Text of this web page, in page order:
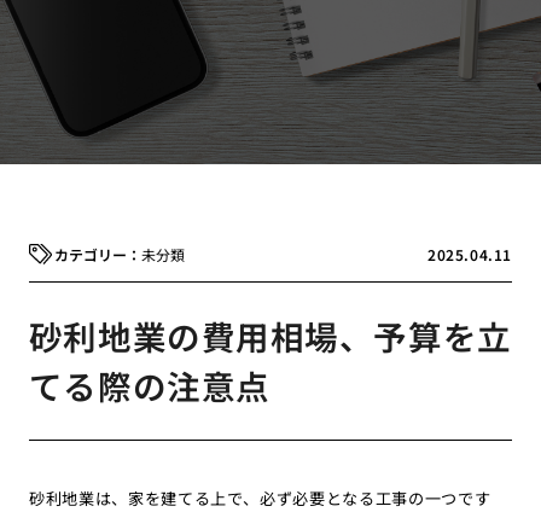
2025.04.11
未分類
砂利地業の費用相場、予算を立
てる際の注意点
砂利地業は、家を建てる上で、必ず必要となる工事の一つです